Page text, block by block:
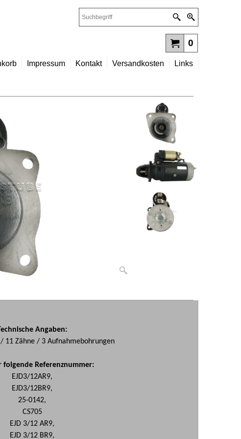
0
Impressum Kontakt Versandkosten Links
Angaben:
11 Zähne / 3 Aufnahmebohrungen
folgende Referenznummer:
EJD3/12AR9,
EJD3/12BR9,
25-0142,
CS705
EJD 3/12 AR9,
EJD 3/12 BR9,